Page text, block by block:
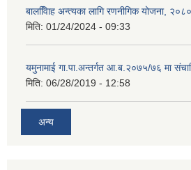
बालवििाह अन्त्यका लागि रणनीगिक योजना, २०८०
मिति: 01/24/2024 - 09:33
यमुनामाई गा.पा.अन्तर्गत आ.ब.२०७५/७६ मा
मिति: 06/28/2019 - 12:58
अन्य